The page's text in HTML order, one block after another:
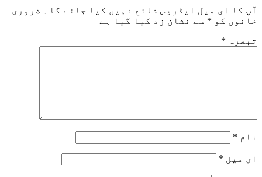
آپ کا ای میل ایڈریس شائع نہیں کیا جائے گا۔
ضروری
خانوں کو * سے نشان زد کیا گیا ہے
تبصرہ *
نام *
ای میل *